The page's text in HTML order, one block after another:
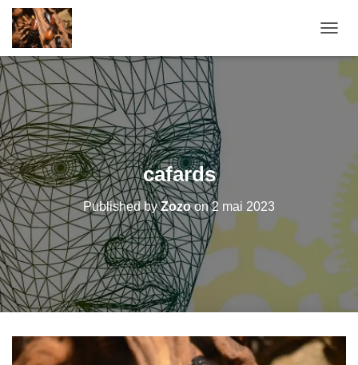
U
R
I
A
T
cafards
Published byZozoon2 mai 2023